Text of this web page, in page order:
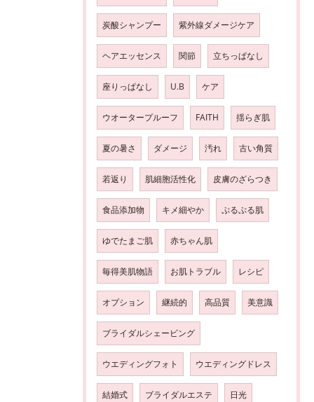
炭酸シャンプー 紫外線ダメージケア
ヘアエッセンス 関節 立ちっぱなし
座りっぱなし U.B ケア
ウオータープルーフ FAITH 揺らぎ肌
夏の暑さ ダメージ 汚れ 古い角質
若返り 肌細胞活性化 皮膚のざらつき
食品添加物 キメ細やか ぷるぷる肌
ゆでたまご肌 赤ちゃん肌
毎得美肌物語 お肌トラブル レシピ
オプション 継続的 高品質 美意識
ブライダルシェービング
ウエディングフォト ウエディングドレス
結婚式 ブライダルエステ 日光